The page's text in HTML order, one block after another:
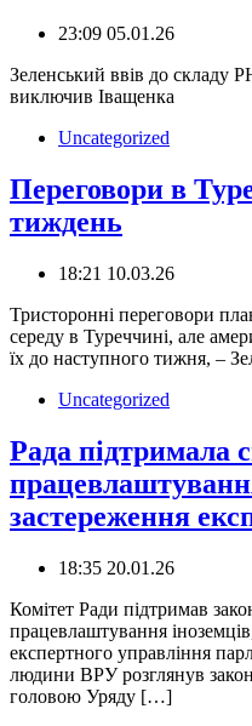
23:09 05.01.26
Зеленський ввів до складу
виключив Іващенка
Uncategorized
Переговори в
тиждень
18:21 10.03.26
️Тристоронні переговори
середу в Туреччині, але
їх до наступного тижня, –
Uncategorized
Рада підтримала
застереження
18:35 20.01.26
Комітет Ради підтримав
працевлаштування
експертного управління
людини ВРУ розглянув
головою Уряду […]